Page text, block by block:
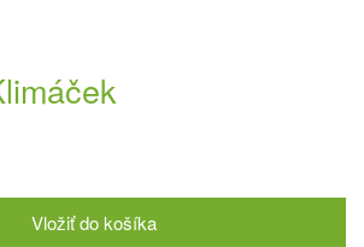
Vložiť do košíka